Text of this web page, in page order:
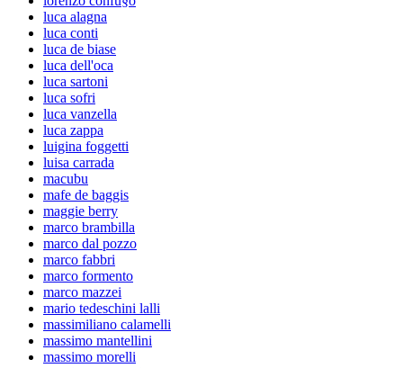
luca alagna
luca conti
luca de biase
luca dell'oca
luca sartoni
luca sofri
luca vanzella
luca zappa
luigina foggetti
luisa carrada
macubu
mafe de baggis
maggie berry
marco brambilla
marco dal pozzo
marco fabbri
marco formento
marco mazzei
mario tedeschini lalli
massimiliano calamelli
massimo mantellini
massimo morelli